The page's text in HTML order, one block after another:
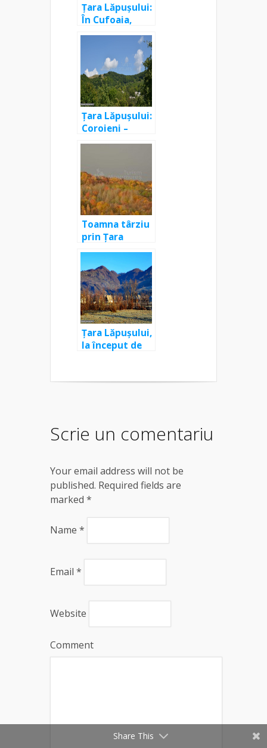
Țara Lăpușului:
În Cufoaia,
Rogoz, Libotin
și Cupșeni, de
Rusalii
Țara Lăpușului:
Coroieni –
Drăghia –
Toamna târziu
prin Țara
Lăpușului
Țara Lăpușului,
la început de
Scrie un comentariu
Your email address will not be
published. Required fields are
marked *
Name *
Email *
Website
Comment
Share This